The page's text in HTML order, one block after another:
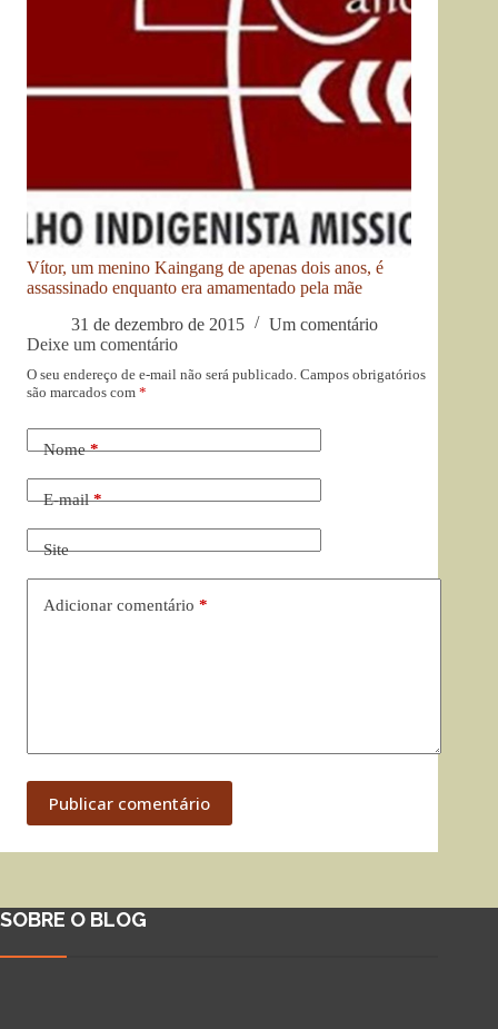
Vítor, um menino Kaingang de apenas dois anos, é
assassinado enquanto era amamentado pela mãe
31 de dezembro de 2015
Um comentário
Deixe um comentário
O seu endereço de e-mail não será publicado. Campos obrigatórios
são marcados com *
Nome*
E-mail*
Site
Adicionar comentário *
Publicar comentário
SOBRE O BLOG